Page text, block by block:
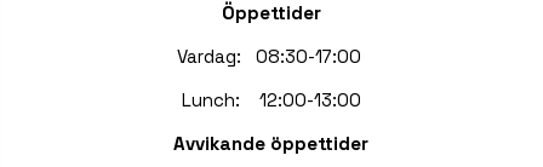
Öppettider
Vardag: 08:30-17:00
Lunch: 12:00-13:00
Avvikande öppettider